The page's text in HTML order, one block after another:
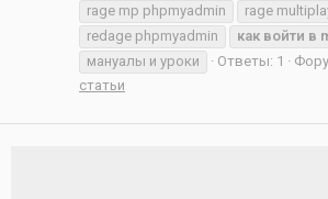
rage mp phpmyadmin
rage
redage phpmyadmin
как войти в
мануалы и уроки
Ответы: 1
статьи